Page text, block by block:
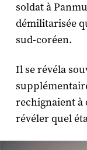
soldat à
démilitarisée
sud-coréen.
Il se révéla
rechignaient à
révéler quel